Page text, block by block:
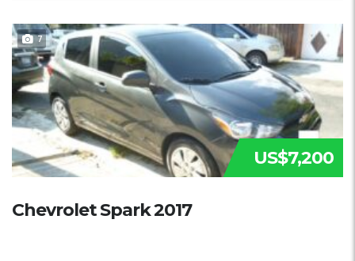
7
US$7,200
Chevrolet Spark 2017